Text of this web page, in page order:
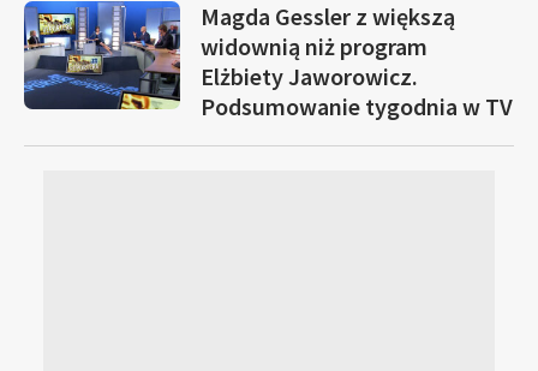
Magda Gessler z większą
widownią niż program
Elżbiety Jaworowicz.
Podsumowanie tygodnia w TV